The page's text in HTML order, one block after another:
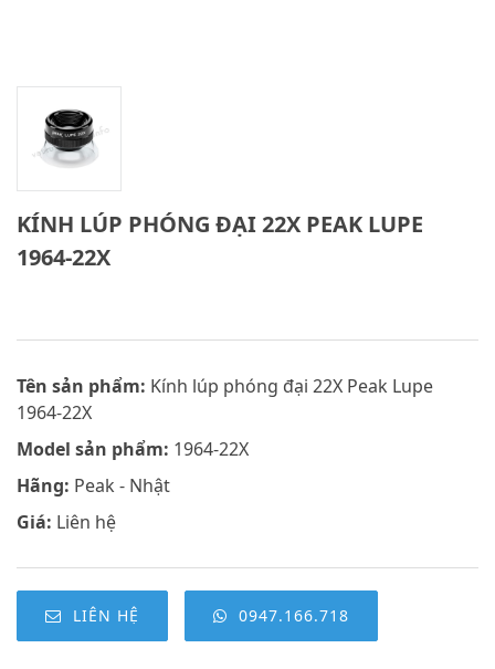
KÍNH LÚP PHÓNG ĐẠI 22X PEAK LUPE
1964-22X
Tên sản phẩm: Kính lúp phóng đại 22X Peak Lupe
1964-22X
Model sản phẩm: 1964-22X
Hãng: Peak - Nhật
Giá: Liên hệ
LIÊN HỆ 0947.166.718